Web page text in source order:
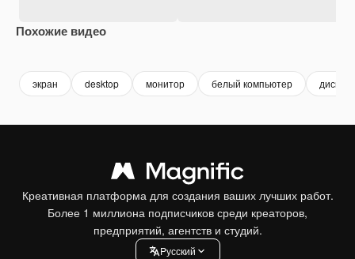
Похожие видео
экран desktop монитор белый компьютер
Креативная платформа для создания ваших лучших работ.
Более 1 миллиона подписчиков среди креаторов,
предприятий, агентств и студий.
Pусский